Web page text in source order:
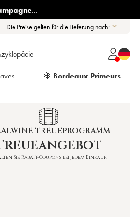
...
Die Preise gelten für die Lieferung nach:
🍇 Bordeaux Primeurs
TREUEPROGRAMM
Sie Rabatt-Coupons bei jedem Einkauf!